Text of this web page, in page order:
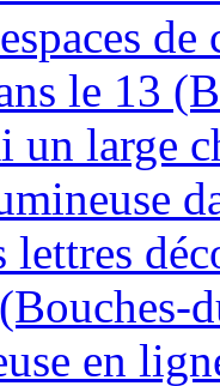
le 13
un large
en